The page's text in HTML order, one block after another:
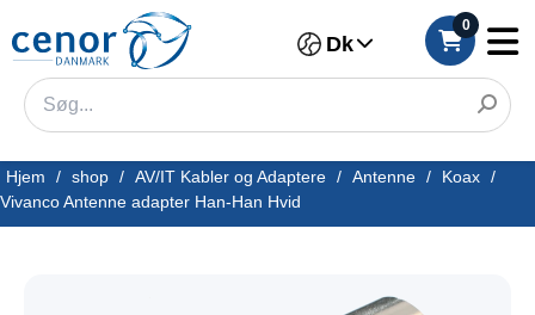
Dk
0
Hjem / shop / AV/IT Kabler og Adaptere / Antenne / Koax /
Vivanco Antenne adapter Han-Han Hvid